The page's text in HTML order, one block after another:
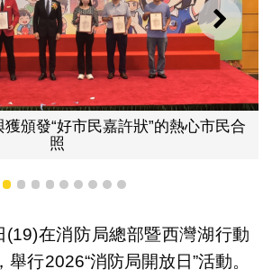
下一
許狀”的熱心市民合
保安司司長辦
2 3 4 5 6 7 8 9 10
(19)在消防局總部暨西灣湖行動
行2026“消防局開放日”活動。